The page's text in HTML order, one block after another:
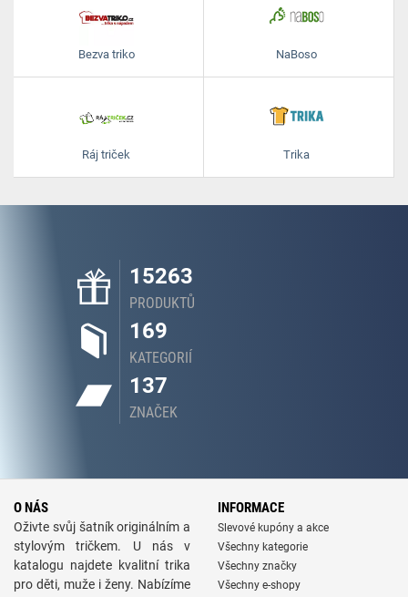
Bezva triko NaBoso
Ráj triček Trika
15263
PRODUKTŮ
169
KATEGORIÍ
137
ZNAČEK
O NÁS
Oživte svůj šatník originálním a
stylovým tričkem. U nás v
katalogu najdete kvalitní trika
pro děti, muže i ženy. Nabízíme
INFORMACE
Slevové kupóny a akce
Všechny kategorie
Všechny značky
Všechny e-shopy